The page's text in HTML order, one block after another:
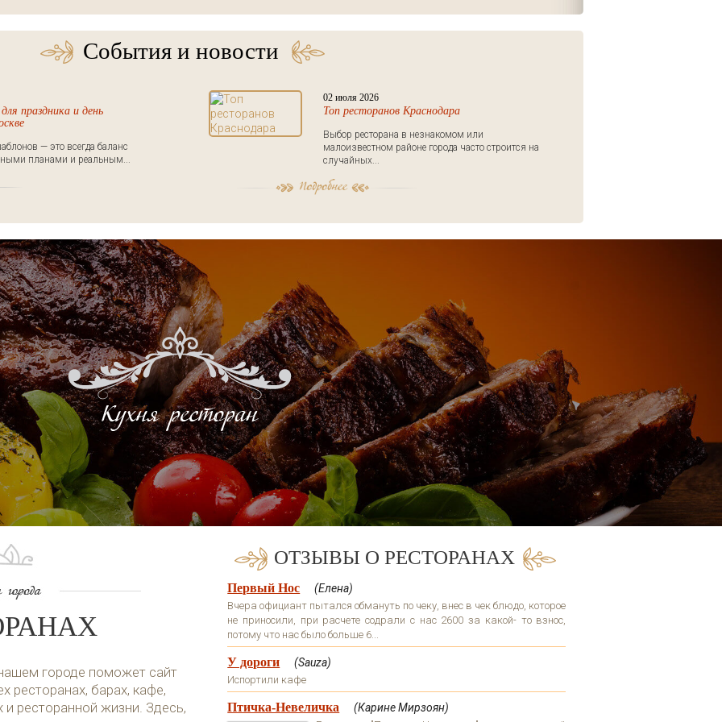
События и новости
праздника и день
— это всегда баланс
планами и реальным...
02 июля 2026
Топ ресторанов Краснодара
Выбор ресторана в незнакомом или
малоизвестном районе города часто строится на
случайных...
городе поможет сайт
ресторанах, барах, кафе,
и ресторанной жизни. Здесь,
ОТЗЫВЫ О РЕСТОРАНАХ
Первый Нос (Елена)
Вчера официант пытался обмануть по чеку, внес в чек блюдо, которое
не приносили, при расчете содрали с нас 2600 за какой- то взнос,
потому что нас было больше 6...
У дороги (Sauza)
Испортили кафе
Птичка-Невеличка (Карине Мирзоян)